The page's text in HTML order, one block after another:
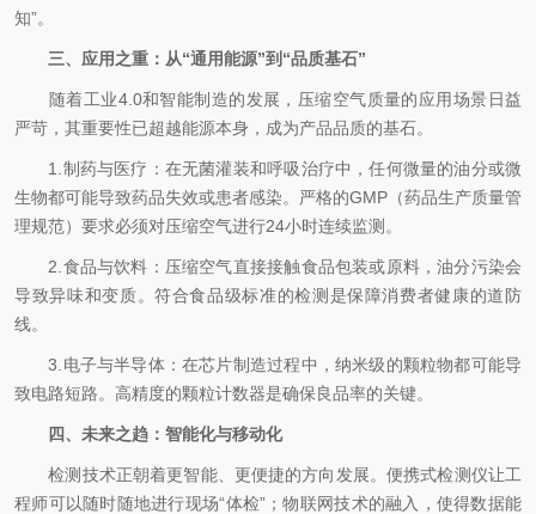
知”。
三、应用之重：从“通用能源”到“品质基石”
随着工业4.0和智能制造的发展，压缩空气质量的应用场景日益
严苛，其重要性已超越能源本身，成为产品品质的基石。
1.制药与医疗：在无菌灌装和呼吸治疗中，任何微量的油分或微
生物都可能导致药品失效或患者感染。严格的GMP（药品生产质量管
理规范）要求必须对压缩空气进行24小时连续监测。
2.食品与饮料：压缩空气直接接触食品包装或原料，油分污染会
导致异味和变质。符合食品级标准的检测是保障消费者健康的道防
线。
3.电子与半导体：在芯片制造过程中，纳米级的颗粒物都可能导
致电路短路。高精度的颗粒计数器是确保良品率的关键。
四、未来之趋：智能化与移动化
检测技术正朝着更智能、更便捷的方向发展。便携式检测仪让工
程师可以随时随地进行现场“体检”；物联网技术的融入，使得数据能